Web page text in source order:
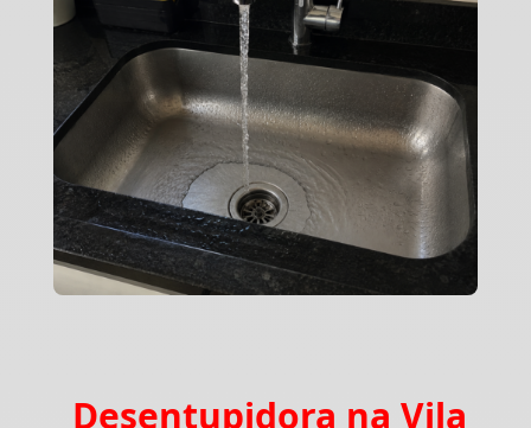
Desentupidora na Vila